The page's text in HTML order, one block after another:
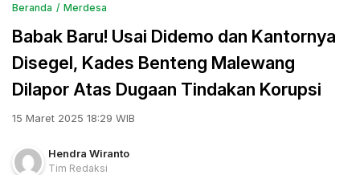
Beranda Merdesa
Babak Baru! Usai Didemo dan Kantornya
Disegel, Kades Benteng Malewang
Dilapor Atas Dugaan Tindakan Korupsi
15 Maret 2025 18:29 WIB
Hendra Wiranto
Tim Redaksi